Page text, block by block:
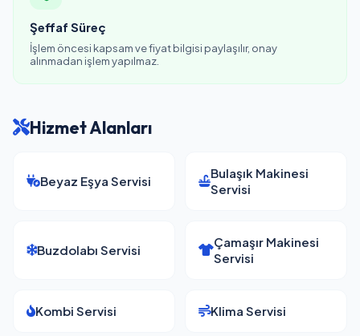
Şeffaf Süreç
İşlem öncesi kapsam ve fiyat bilgisi paylaşılır, onay
alınmadan işlem yapılmaz.
Hizmet Alanları
Beyaz Eşya Servisi
Bulaşık Makinesi
Servisi
Buzdolabı Servisi
Çamaşır Makinesi
Servisi
Kombi Servisi Klima Servisi